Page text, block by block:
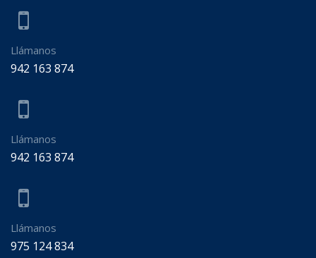
Llámanos
942 163 874
Llámanos
942 163 874
Llámanos
975 124 834